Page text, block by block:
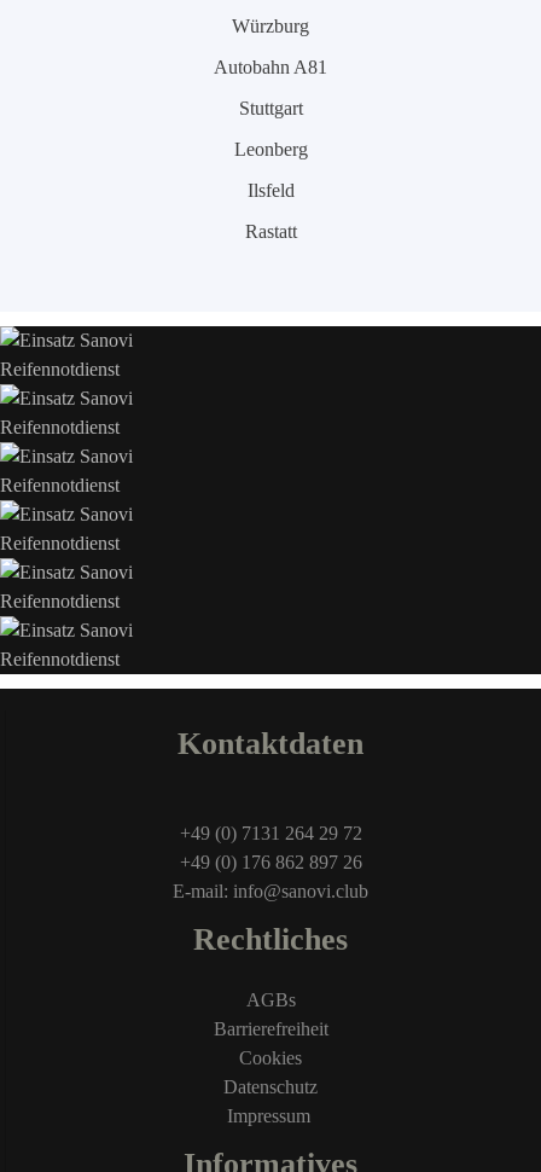
Würzburg
Autobahn A81
Stuttgart
Leonberg
Ilsfeld
Rastatt
Kontaktdaten
+49 (0) 7131 264 29 72
+49 (0) 176 862 897 26
E-mail: info@sanovi.club
Rechtliches
AGBs
Barrierefreiheit
Cookies
Datenschutz
Impressum
Informatives